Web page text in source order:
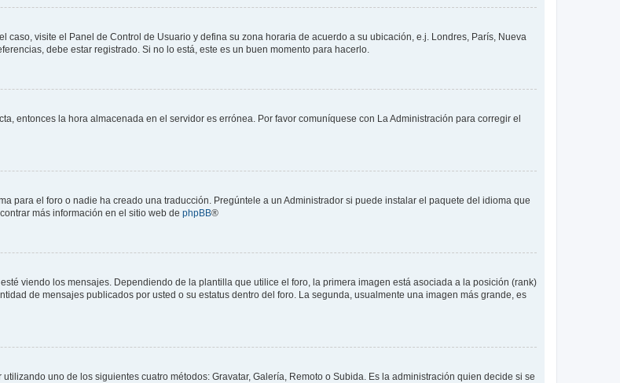
visite el Panel de Control de Usuario y defina su zona horaria de acuerdo a su ubicación, e.j. Londres, París, Nueva
debe estar registrado. Si no lo está, este es un buen momento para hacerlo.
entonces la hora almacenada en el servidor es errónea. Por favor comuníquese con La Administración para corregir el
para el foro o nadie ha creado una traducción. Pregúntele a un Administrador si puede instalar el paquete del idioma que
más información en el sitio web de phpBB®
viendo los mensajes. Dependiendo de la plantilla que utilice el foro, la primera imagen está asociada a la posición (rank)
de mensajes publicados por usted o su estatus dentro del foro. La segunda, usualmente una imagen más grande, es
uno de los siguientes cuatro métodos: Gravatar, Galería, Remoto o Subida. Es la administración quien decide si se